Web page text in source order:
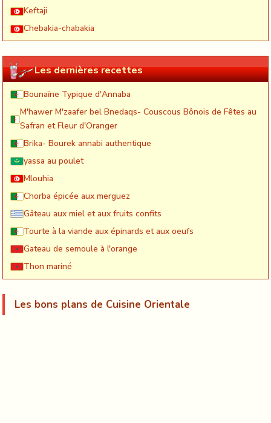
Keftaji
Chebakia-chabakia
Les dernières recettes
Bounaïne Typique d'Annaba
M'hawer M'zaafer bel Bnedaqs- Couscous Bônois de Fêtes au
Safran et Fleur d'Oranger
Brika- Bourek annabi authentique
yassa au poulet
Mlouhia
Chorba épicée aux merguez
Gâteau aux miel et aux fruits confits
Tourte à la viande aux épinards et aux oeufs
Gateau de semoule à l'orange
Thon mariné
Les bons plans de Cuisine Orientale